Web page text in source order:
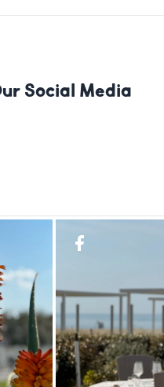
Social Media